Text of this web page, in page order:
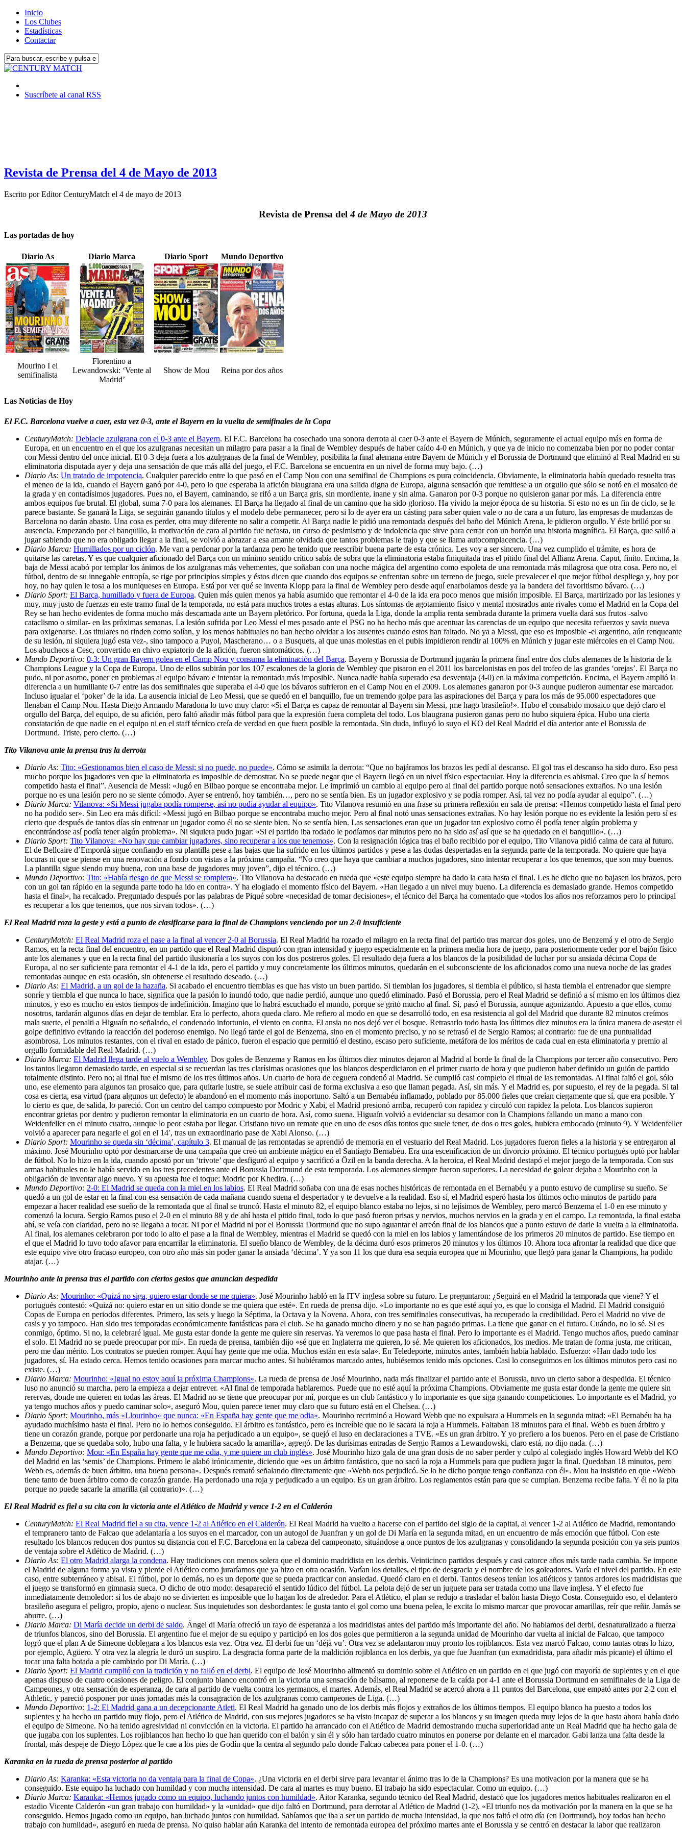
Inicio
Los Clubes
Estadísticas
Contactar
Suscríbete al canal RSS
Revista de Prensa del 4 de Mayo de 2013
Escrito porEditor CenturyMatch el 4 de mayo de 2013
Revista de Prensa del4 de Mayo de 2013
Las portadas de hoy
Diario As Diario Marca Diario Sport Mundo Deportivo
Mourino I el
semifinalista
Florentino a
Lewandowski: ‘Vente al
Madrid’
Show de Mou Reina por dos años
Las Noticias de Hoy
El F.C. Barcelona vuelve a caer, esta vez 0-3, ante el Bayern en la vuelta de semifinales de la Copa
CenturyMatch: Deblacle azulgrana con el 0-3 ante el Bayern. El F.C. Barcelona ha cosechado una sonora derrota al caer 0-3 ante el Bayern de Múnich, seguramente el actual equipo más en forma de
Europa, en un encuentro en el que los azulgranas necesitan un milagro para pasar a la final de Wembley después de haber caído 4-0 en Múnich, y que ya de inicio no comenzaba bien por no poder contar
con Messi dentro del once inicial. El 0-3 deja fuera a los azulgranas de la final de Wembley, posibilita la final alemana entre Bayern de Múnich y el Borussia de Dortmund que eliminó al Real Madrid en su
eliminatoria disputada ayer y deja una sensación de que más allá del juego, el F.C. Barcelona se encuentra en un nivel de forma muy bajo. (…)
Diario As: Un tratado de impotencia. Cualquier parecido entre lo que pasó en el Camp Nou con una semifinal de Champions es pura coincidencia. Obviamente, la eliminatoria había quedado resuelta tras
el meneo de la ida, cuando el Bayern ganó por 4-0, pero lo que esperaba la afición blaugrana era una salida digna de Europa, alguna sensación que remitiese a un orgullo que sólo se notó en el mosaico de
la grada y en contadísimos jugadores. Pues no, el Bayern, caminando, se rifó a un Barça gris, sin mordiente, inane y sin alma. Ganaron por 0-3 porque no quisieron ganar por más. La diferencia entre
ambos equipos fue brutal. El global, suma 7-0 para los alemanes. El Barça ha llegado al final de un camino que ha sido glorioso. Ha vivido la mejor época de su historia. Si esto no es un fin de ciclo, se le
parece bastante. Se ganará la Liga, se seguirán ganando títulos y el modelo debe permanecer, pero si lo de ayer era un cásting para saber quien vale o no de cara a un futuro, las empresas de mudanzas de
Barcelona no darán abasto. Una cosa es perder, otra muy diferente no salir a competir. Al Barça nadie le pidió una remontada después del baño del Múnich Arena, le pidieron orgullo. Y éste brilló por su
ausencia. Empezando por el banquillo, la motivación de cara al partido fue nefasta, un curso de pesimismo y de indolencia que sirve para cerrar con un borrón una historia magnífica. El Barça, que salió a
jugar sabiendo que no era obligado llegar a la final, se volvió a abrazar a esa amante olvidada que tantos problemas le trajo y que se llama autocomplacencia. (…)
Diario Marca: Humillados por un ciclón. Me van a perdonar por la tardanza pero he tenido que reescribir buena parte de esta crónica. Les voy a ser sincero. Una vez cumplido el trámite, es hora de
quitarse las caretas. Y es que cualquier aficionado del Barça con un mínimo sentido crítico sabía de sobra que la eliminatoria estaba finiquitada tras el pitido final del Allianz Arena. Caput, finito. Encima, la
baja de Messi acabó por templar los ánimos de los azulgranas más vehementes, que soñaban con una noche mágica del argentino como espoleta de una remontada más milagrosa que otra cosa. Pero no, el
fútbol, dentro de su innegable entropía, se rige por principios simples y éstos dicen que cuando dos equipos se enfrentan sobre un terreno de juego, suele prevalecer el que mejor fútbol despliega y, hoy por
hoy, no hay quien le tosa a los muniqueses en Europa. Está por ver qué se inventa Klopp para la final de Wembley pero desde aquí enarbolamos desde ya la bandera del favoritismo bávaro. (…)
Diario Sport: El Barça, humillado y fuera de Europa. Quien más quien menos ya había asumido que remontar el 4-0 de la ida era poco menos que misión imposible. El Barça, martirizado por las lesiones y
muy, muy justo de fuerzas en este tramo final de la temporada, no está para muchos trotes a estas alturas. Los síntomas de agotamiento físico y mental mostrados ante rivales como el Madrid en la Copa del
Rey se han hecho evidentes de forma mucho más descarnada ante un Bayern pletórico. Por fortuna, queda la Liga, donde la amplia renta sembrada durante la primera vuelta dará sus frutos -salvo
cataclismo o similar- en las próximas semanas. La lesión sufrida por Leo Messi el mes pasado ante el PSG no ha hecho más que acentuar las carencias de un equipo que necesita refuerzos y savia nueva
para oxigenarse. Los titulares no rinden como solían, y los menos habituales no han hecho olvidar a los ausentes cuando estos han faltado. No ya a Messi, que eso es imposible -el argentino, aún renqueante
de su lesión, ni siquiera jugó esta vez-, sino tampoco a Puyol, Mascherano… o a Busquets, al que unas molestias en el pubis impidieron rendir al 100% en Múnich y jugar este miércoles en el Camp Nou.
Los abucheos a Cesc, convertido en chivo expiatorio de la afición, fueron sintomáticos. (…)
Mundo Deportivo: 0-3: Un gran Bayern golea en el Camp Nou y consuma la eliminación del Barça. Bayern y Borussia de Dortmund jugarán la primera final entre dos clubs alemanes de la historia de la
Champions League y la Copa de Europa. Uno de ellos subirán por los 107 escalones de la gloria de Wembley que pisaron en el 2011 los barcelonistas en pos del trofeo de las grandes ‘orejas’. El Barça no
pudo, ni por asomo, poner en problemas al equipo bávaro e intentar la remontada más imposible. Nunca nadie había superado esa desventaja (4-0) en la máxima competición. Encima, el Bayern amplió la
diferencia a un humillante 0-7 entre las dos semifinales que superaba el 4-0 que los bávaros sufrieron en el Camp Nou en el 2009. Los alemanes ganaron por 0-3 aunque pudieron aumentar ese marcador.
Incluso igualar el ‘poker’ de la ida. La ausencia inicial de Leo Messi, que se quedó en el banquillo, fue un tremendo golpe para las aspiraciones del Barça y para los más de 95.000 espectadores que
llenaban el Camp Nou. Hasta Diego Armando Maradona lo tuvo muy claro: «Si el Barça es capaz de remontar al Bayern sin Messi, ¡me hago brasileño!». Hubo el consabido mosaico que dejó claro el
orgullo del Barça, del equipo, de su afición, pero faltó añadir más fútbol para que la expresión fuera completa del todo. Los blaugrana pusieron ganas pero no hubo siquiera épica. Hubo una cierta
constatación de que nadie en el equipo ni en el staff técnico creía de verdad en que fuera posible la remontada. Sin duda, influyó lo suyo el KO del Real Madrid el día anterior ante el Borussia de
Dortmund. Triste, pero cierto. (…)
Tito Vilanova ante la prensa tras la derrota
Diario As: Tito: «Gestionamos bien el caso de Messi; si no puede, no puede». Cómo se asimila la derrota: “Que no bajáramos los brazos les pedí al descanso. El gol tras el descanso ha sido duro. Eso pesa
mucho porque los jugadores ven que la eliminatoria es imposible de demostrar. No se puede negar que el Bayern llegó en un nivel físico espectacular. Hoy la diferencia es abismal. Creo que la sí hemos
competido hasta el final”. Ausencia de Messi: «Jugó en Bilbao porque se encontraba mejor. Le imprimió un cambio al equipo pero al final del partido porque notó sensaciones extraños. No una lesión
porque no es una lesión pero no se siente cómodo. Ayer se entrenó, hoy también…, pero no se sentía bien. Es un jugador explosivo y se podía romper. Así, tal vez no podía ayudar al equipo”. (…)
Diario Marca: Vilanova: «Si Messi jugaba podía romperse, así no podía ayudar al equipo». Tito Vilanova resumió en una frase su primera reflexión en sala de prensa: «Hemos competido hasta el final pero
no ha podido ser». Sin Leo era más difícil: «Messi jugó en Bilbao porque se encontraba mucho mejor. Pero al final notó unas sensaciones extrañas. No hay lesión porque no es evidente la lesión pero sí es
cierto que después de tantos días sin entrenar un jugador como él no se siente bien. No se sentía bien. Las sensaciones eran que un jugador tan explosivo como él podía tener algún problema y
encontrándose así podía tener algún problema». Ni siquiera pudo jugar: «Si el partido iba rodado le podíamos dar minutos pero no ha sido así así que se ha quedado en el banquillo». (…)
Diario Sport: Tito Vilanova: «No hay que cambiar jugadores, sino recuperar a los que tenemos». Con la resignación lógica tras el baño recibido por el equipo, Tito Vilanova pidió calma de cara al futuro.
El de Bellcaire d’Empordà sigue confiando en su plantilla pese a las bajas que ha sufrido en los últimos partidos y pese a las dudas despertadas en la segunda parte de la temporada. No quiere que haya
locuras ni que se piense en una renovación a fondo con vistas a la próxima campaña. “No creo que haya que cambiar a muchos jugadores, sino intentar recuperar a los que tenemos, que son muy buenos.
La plantilla sigue siendo muy buena, con una base de jugadores muy joven”, dijo el técnico. (…)
Mundo Deportivo: Tito: «Había riesgo de que Messi se rompiera». Tito Vilanova ha destacado en rueda que «este equipo siempre ha dado la cara hasta el final. Les he dicho que no bajasen los brazos, pero
con un gol tan rápido en la segunda parte todo ha ido en contra». Y ha elogiado el momento físico del Bayern. «Han llegado a un nivel muy bueno. La diferencia es demasiado grande. Hemos competido
hasta el final», ha recalcado. Preguntado después por las palabras de Piqué sobre «necesidad de tomar decisiones», el técnico del Barça ha comentado que «todos los años nos reforzamos pero lo principal
es recuperar a los que tenemos, que nos sirvan todos». (…)
El Real Madrid roza la geste y está a punto de clasificarse para la final de Champions venciendo por un 2-0 insuficiente
CenturyMatch: El Real Madrid roza el pase a la final al vencer 2-0 al Borussia. El Real Madrid ha rozado el milagro en la recta final del partido tras marcar dos goles, uno de Benzemá y el otro de Sergio
Ramos, en la recta final del encuentro, en un partido que el Real Madrid disputó con gran intensidad y juego especialmente en la primera media hora de juego, para posteriormente ceder por el bajón físico
ante los alemanes y que en la recta final del partido ilusionaría a los suyos con los dos postreros goles. El resultado deja fuera a los blancos de la posibilidad de luchar por su ansiada décima Copa de
Europa, al no ser suficiente para remontar el 4-1 de la ida, pero el partido y muy concretamente los últimos minutos, quedarán en el subconsciente de los aficionados como una nueva noche de las grades
remontadas aunque en esta ocasión, sin obtenerse el resultado deseado. (…)
Diario As: El Madrid, a un gol de la hazaña. Si acabado el encuentro tiemblas es que has visto un buen partido. Si tiemblan los jugadores, si tiembla el público, si hasta tiembla el entrenador que siempre
sonríe y tiembla el que nunca lo hace, significa que la pasión lo inundó todo, que nadie perdió, aunque uno quedó eliminado. Pasó el Borussia, pero el Real Madrid se definió a sí mismo en los últimos diez
minutos, y eso es mucho en estos tiempos de indefinición. Imagino que lo habrá escuchado el mundo, porque se gritó mucho al final. Sí, pasó el Borussia, aunque agonizando. Apuesto a que ellos, como
nosotros, tardarán algunos días en dejar de temblar. Era lo perfecto, ahora queda claro. Me refiero al modo en que se desarrolló todo, en esa resistencia al gol del Madrid que durante 82 minutos creímos
mala suerte, el penalti a Higuaín no señalado, el condenado infortunio, el viento en contra. El ansia no nos dejó ver el bosque. Retrasarlo todo hasta los últimos diez minutos era la única manera de asestar el
golpe definitivo evitando la reacción del poderoso enemigo. No llegó tarde el gol de Benzema, sino en el momento preciso, y no se retrasó el de Sergio Ramos; al contrario: fue de una puntualidad
asombrosa. Los minutos restantes, con el rival en estado de pánico, fueron el espacio que permitió el destino, escaso pero suficiente, metáfora de los méritos de cada cual en esta eliminatoria y premio al
orgullo formidable del Real Madrid. (…)
Diario Marca: El Madrid llega tarde al vuelo a Wembley. Dos goles de Benzema y Ramos en los últimos diez minutos dejaron al Madrid al borde la final de la Champions por tercer año consecutivo. Pero
los tantos llegaron demasiado tarde, en especial si se recuerdan las tres clarísimas ocasiones que los blancos desperdiciaron en el primer cuarto de hora y que pudieron haber definido un guión de partido
totalmente distinto. Pero no; al final fue el mismo de los tres últimos años. Un cuarto de hora de ceguera condenó al Madrid. Se cumplió casi completo el ritual de las remontadas. Al final faltó el gol, sólo
uno, ese elemento para algunos tan prosaico que, para quitarle lustre, se suele atribuir casi de forma exclusiva a eso que llaman pegada. Así, sin más. Y el Madrid es, por supuesto, el rey de la pegada. Si tal
cosa es cierta, esa virtud (para algunos un defecto) le abandonó en el momento más inoportuno. Saltó a un Bernabéu inflamado, poblado por 85.000 fieles que creían ciegamente que sí, que era posible. Y
lo cierto es que, de salida, lo pareció. Con un centro del campo compuesto por Modric y Xabi, el Madrid presionó arriba, recuperó con rapidez y circuló con rapidez la pelota. Los blancos supieron
encontrar grietas por dentro y pudieron remontar la eliminatoria en un cuarto de hora. Así, como suena. Higuaín volvió a evidenciar su desamor con la Champions fallando un mano a mano con
Weidenfeller en el minuto cuatro, aunque lo peor estaba por llegar. Cristiano tuvo un remate que en uno de esos días tontos que suele tener, de dos o tres goles, hubiera embocado (minuto 9). Y Weidenfeller
volvió a aparecer para negarle el gol en el 14′, tras un extraordinario pase de Xabi Alonso. (…)
Diario Sport: Mourinho se queda sin ‘décima’, capítulo 3. El manual de las remontadas se aprendió de memoria en el vestuario del Real Madrid. Los jugadores fueron fieles a la historia y se entregaron al
máximo. José Mourinho optó por desmarcarse de una campaña que creó un ambiente mágico en el Santiago Bernabéu. Era una escenificación de un divorcio próximo. El técnico portugués optó por hablar
de fútbol. No lo hizo en la ida, cuando apostó por un ‘trivote’ que desfiguró al equipo y sacrificó a Özil en la banda derecha. A la heroica, el Real Madrid destapó el mejor juego de la temporada. Con sus
armas habituales no le había servido en los tres precedentes ante el Borussia Dortmund de esta temporada. Los alemanes siempre fueron superiores. La necesidad de golear dejaba a Mourinho con la
obligación de inventar algo nuevo. Y su apuesta fue el toque: Modric por Khedira. (…)
Mundo Deportivo: 2-0: El Madrid se queda con la miel en los labios. El Real Madrid soñaba con una de esas noches históricas de remontada en el Bernabéu y a punto estuvo de cumplirse su sueño. Se
quedó a un gol de estar en la final con esa sensación de cada mañana cuando suena el despertador y te devuelve a la realidad. Eso sí, el Madrid esperó hasta los últimos ocho minutos de partido para
empezar a hacer realidad ese sueño de la remontada que al final se truncó. Hasta el minuto 82, el equipo blanco estaba no lejos, si no lejísimos de Wembley, pero marcó Benzema el 1-0 en ese minuto y
comenzó la locura. Sergio Ramos puso el 2-0 en el minuto 88 y de ahí hasta el pitido final, todo lo que pasó fueron prisas y nervios, muchos nervios en la grada y en el campo. La remontada, la final estaba
ahí, se veía con claridad, pero no se llegaba a tocar. Ni por el Madrid ni por el Borussia Dortmund que no supo aguantar el arreón final de los blancos que a punto estuvo de darle la vuelta a la eliminatoria.
Al final, los alemanes celebraron por todo lo alto el pase a la final de Wembley, mientras el Madrid se quedó con la miel en los labios y lamentándose de los primeros 20 minutos de partido. Ese tiempo en
el que el Madrid lo tuvo todo afavor para encarrilar la eliminatoria. El sueño blanco de Wembley, de la décima duró esos primeros 20 minutos y los últimos 10. Ahora toca afrontar la realidad que dice que
este equipo vive otro fracaso europeo, con otro año más sin poder ganar la ansiada ‘décima’. Y ya son 11 los que dura esa sequía europea que ni Mourinho, que llegó para ganar la Champions, ha podido
atajar. (…)
Mourinho ante la prensa tras el partido con ciertos gestos que anuncian despedida
Diario As: Mourinho: «Quizá no siga, quiero estar donde se me quiera». José Mourinho habló en la ITV inglesa sobre su futuro. Le preguntaron: ¿Seguirá en el Madrid la temporada que viene? Y el
portugués contestó: «Quizá no: quiero estar en un sitio donde se me quiera que esté». En rueda de prensa dijo. «Lo importante no es que esté aquí yo, es que lo consiga el Madrid. El Madrid consiguió
Copas de Europa en periodos diferentes. Primero, las seis y luego la Séptima, la Octava y la Novena. Ahora, con tres semifinales consecutivas, ha recuperado la credibilidad. Pero el Madrid no vive de
casis y yo tampoco. Han sido tres temporadas económicamente fantásticas para el club. Se ha ganado mucho dinero y no se han pagado primas. La tiene que ganar en el futuro. Cuándo, no lo sé. Si es
conmigo, óptimo. Si no, la celebraré igual. Me gusta estar donde la gente me quiere sin reservas. Ya veremos lo que pasa hasta el final. Pero lo importante es el Madrid. Tengo muchos años, puedo caminar
el solo. El Madrid no se puede preocupar por mí». En rueda de prensa, también dijo «sé que en Inglaterra me quieren, lo sé. Me quieren los aficionados, los medios. Me tratan de forma justa, me critican,
pero me dan mérito. Los contratos se pueden romper. Aquí hay gente que me odia. Muchos están en esta sala». En Teledeporte, minutos antes, también había hablado. Esfuerzo: «Han dado todo los
jugadores, sí. Ha estado cerca. Hemos tenido ocasiones para marcar mucho antes. Si hubiéramos marcado antes, hubiésemos tenido más opciones. Casi lo conseguimos en los últimos minutos pero casi no
existe. (…)
Diario Marca: Mourinho: «Igual no estoy aquí la próxima Champions». La rueda de prensa de José Mourinho, nada más finalizar el partido ante el Borussia, tuvo un cierto sabor a despedida. El técnico
luso no anunció su marcha, pero la empieza a dejar entrever. «Al final de temporada hablaremos. Puede que no esté aquí la próxima Champions. Obviamente me gusta estar donde la gente me quiere sin
rerervas, donde me quieren en todas las áreas. El Madrid no se tiene que preocupar por mí, porque es un club fantástico y lo importante es que siga ganando competiciones. Lo importante es el Madrid, yo
ya tengo muchos años y puedo caminar solo», aseguró Mou, quien parece tener muy claro que su futuro está en el Chelsea. (…)
Diario Sport: Mourinho, más «Llourinho» que nunca: «En España hay gente que me odia». Mourinho recriminó a Howard Webb que no expulsara a Hummels en la segunda mitad: «El Bernabéu ha ha
ayudado muchísimo hasta el final. Pero no lo hemos conseguido. El árbitro es fantástico, pero es increíble que no le sacara la roja a Hummels. Faltaban 18 minutos para el final. Webb es buen árbitro y
tiene un corazón grande, porque por perdonarle una roja ha perjudicado a un equipo», se quejó el luso en declaraciones a TVE. «Es un gran árbitro. Y yo prefiero a los buenos. Pero en el pase de Cristiano
a Benzema, que se quedaba solo, hubo una falta, y le hubiera sacado la amarilla», agregó. De las durísimas entradas de Sergio Ramos a Lewandowski, claro está, no dijo nada. (…)
Mundo Deportivo: Mou: «En España hay gente que me odia, y me quiere un club inglés». José Mourinho hizo gala de una gran dosis de no saber perder y culpó al colegiado inglés Howard Webb del KO
del Madrid en las ‘semis’ de Champions. Primero le alabó irónicamente, diciendo que «es un árbitro fantástico, que no sacó la roja a Hummels para que pudiera jugar la final. Quedaban 18 minutos, pero
Webb es, además de buen árbitro, una buena persona». Después remató señalando directamente que «Webb nos perjudicó. Se lo he dicho porque tengo confianza con él». Mou ha insistido en que «Webb
tiene tanto de buen árbitro como de corazón grande. Ha perdonado una roja y perjudicado a un equipo. Es un gran árbitro. Los reglamentos están para que se cumplan. Benzema recibe falta. Y él no la pita
porque no puede sacarle la amarilla (al contrario)». (…)
El Real Madrid es fiel a su cita con la victoria ante el Atlético de Madrid y vence 1-2 en el Calderón
CenturyMatch: El Real Madrid fiel a su cita, vence 1-2 al Atlético en el Calderón. El Real Madrid ha vuelto a hacerse con el partido del siglo de la capital, al vencer 1-2 al Atlético de Madrid, remontando
el tempranero tanto de Falcao que adelantaría a los suyos en el marcador, con un autogol de Juanfran y un gol de Di María en la segunda mitad, en un encuentro de más emoción que fútbol. Con este
resultado los blancos reducen dos puntos su distancia con el F.C. Barcelona en la cabeza del campeonato, situándose a once puntos de los azulgranas y consolidando la segunda posición con ya seis puntos
de ventaja sobre el Atlético de Madrid. (…)
Diario As: El otro Madrid alarga la condena. Hay tradiciones con menos solera que el dominio madridista en los derbis. Veinticinco partidos después y casi catorce años más tarde nada cambia. Se impone
el Madrid de alguna forma ya vista y pierde el Atlético como juraríamos que ya hizo en otra ocasión. Varían los detalles, el tipo de desgracia y el nombre de los goleadores. Varía el nivel del partido. En este
caso, entre subterráneo y abisal. El fútbol, por lo demás, no es un deporte que se pueda practicar con ansiedad. Quedó claro en el derbi. Tantos deseos tenían los atléticos y tantos ardores los madridistas que
el juego se transformó en gimnasia sueca. O dicho de otro modo: desapareció el sentido lúdico del fútbol. La pelota dejó de ser un juguete para ser tratada como una llave inglesa. Y el efecto fue
inmediatamente demoledor: si los de abajo no se divierten es imposible que lo hagan los de alrededor. Para el Atlético, el plan se redujo a trasladar el balón hasta Diego Costa. Conseguido eso, el delantero
brasileño asegura el peligro, propio, ajeno o nuclear. Sus inquietudes son desbordantes: le gusta tanto el gol como una buena pelea, le excita lo mismo marcar que provocar amarillas, reír que reñir. Jamás se
aburre. (…)
Diario Marca: Di María decide un derbi de saldo. Ángel di María ofreció un rayo de esperanza a los madridistas antes del partido más importante del año. No hablamos del derbi, desnaturalizado a fuerza
de triunfos blancos, sino del Borussia. El argentino fue el mejor de su equipo y participó en los dos goles que permitieron a la segunda unidad de Mourinho dar vuelta al inicial de Falcao, que tampoco
logró que el plan A de Simeone doblegara a los blancos esta vez. Otra vez. El derbi fue un ‘déjà vu’. Otra vez se adelantaron muy pronto los rojiblancos. Esta vez marcó Falcao, como tantas otras lo hizo,
por ejemplo, Agüero. Y otra vez la alegría le duró un suspiro. La desgracia forma parte de la maldición rojiblanca en los derbis, ya que fue Juanfran (un exmadridista, para añadir más picante) el último el
tocar una falta botada a pie cambiado por Di María. (…)
Diario Sport: El Madrid cumplió con la tradición y no falló en el derbi. El equipo de José Mourinho alimentó su dominio sobre el Atlético en un partido en el que jugó con mayoría de suplentes y en el que
apenas dispuso de cuatro ocasiones de peligro. El conjunto blanco encontró en la victoria una sensación de bálsamo, al reponerse de la caída por 4-1 ante el Borussia Dortmund en semifinales de la Liga de
Campeones, y otra sensación de esperanza, de cara al partido de vuelta contra los germanos, el martes. Además, el Real Madrid se acercó ahora a 11 puntos del Barcelona, que empató antes por 2-2 con el
Athletic, y pareció posponer por unas jornadas más la consagración de los azulgranas como campeones de Liga. (…)
Mundo Deportivo: 1-2: El Madrid gana a un decepcionante Atleti. El Real Madrid ha ganado uno de los derbis más flojos y extraños de los últimos tiempos. El equipo blanco ha puesto a todos los
suplentes y ha hecho un partido muy flojo, pero el Atlético de Madrid, con sus mejores jugadores se ha visto incapaz de superar a los blancos y su imagen queda muy lejos de la que hasta ahora había dado
el equipo de Simeone. No ha tenido agresividad ni convicción en la victoria. El partido ha arrancado con el Atlético de Madrid demostrando mucha superioridad ante un Real Madrid que ha hecho gala de
que jugaba con los suplentes. Los rojiblancos han hecho lo que han querido con el balón y sin él y sólo han tardado cuatro minutos en ponerse por delante en el marcador. Gabi lanza una falta desde la
frontal, más despeje de Diego López que le cae a los pies de Godín que la centra al segundo palo donde Falcao cabecea para poner el 1-0. (…)
Karanka en la rueda de prensa posterior al partido
Diario As: Karanka: «Esta victoria no da ventaja para la final de Copa». ¿Una victoria en el derbi sirve para levantar el ánimo tras lo de la Champions? Es una motivacion por la manera que se ha
conseguido. Este equipo ha luchado con humildad y con mucha intensidad. De cara al martes es muy bueno. El trabajo ha sido espectacular. Como un equipo. (…)
Diario Marca: Karanka: «Hemos jugado como un equipo, luchando juntos con humildad». Aitor Karanka, segundo técnico del Real Madrid, destacó que los jugadores menos habituales realizaron en el
estadio Vicente Calderón «un gran trabajo con humildad» y la «unidad» que dijo faltó en Dortmund, para derrotar al Atlético de Madrid (1-2). «El triunfo nos da motivación por la manera en la que se ha
conseguido. Hemos jugado como un equipo, han luchado juntos con humildad. Sabíamos que iba a ser un partido de mucha intensidad, la que nos faltó el otro día (en Dortmund), hoy todos han hecho
trabajo con humildad», aseguró en rueda de prensa. No quiso hablar aún Karanka del intento de remontada europea del próximo martes ante el Borussia y se centró en destacar la labor que realizaron